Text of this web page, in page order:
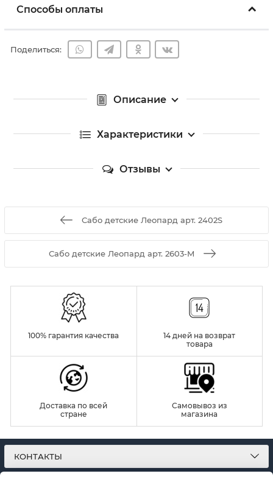
Способы оплаты
Поделиться:
Описание
Характеристики
Отзывы
Сабо детские Леопард арт. 2402S
Сабо детские Леопард арт. 2603-M
100% гарантия качества
14 дней на возврат
товара
Доставка по всей
стране
Самовывоз из
магазина
КОНТАКТЫ